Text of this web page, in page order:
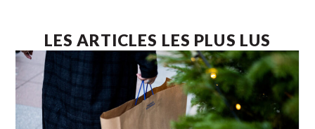
LES ARTICLES LES PLUS LUS